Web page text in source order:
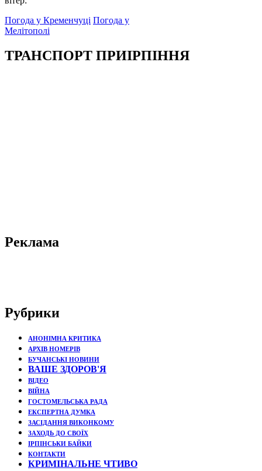
Погода у Кременчуці Погода у
Мелітополі
ТРАНСПОРТ ПРИІРПІННЯ
Реклама
Рубрики
АНОНІМНА КРИТИКА
АРХІВ НОМЕРІВ
БУЧАНСЬКІ НОВИНИ
ВАШЕ ЗДОРОВ'Я
ВІДЕО
ВІЙНА
ГОСТОМЕЛЬСЬКА РАДА
ЕКСПЕРТНА ДУМКА
ЗАСІДАННЯ ВИКОНКОМУ
ЗАХОДЬ ДО СВОЇХ
ІРПІНСЬКИ БАЙКИ
КОНТАКТИ
КРИМІНАЛЬНЕ ЧТИВО